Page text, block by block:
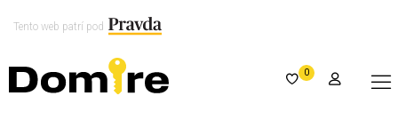
Tento web patrí pod
0